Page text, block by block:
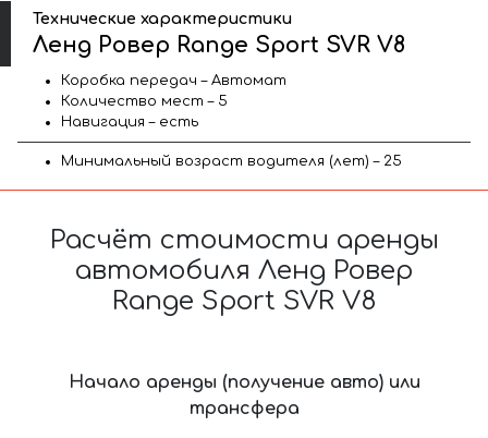
Технические характеристики
Ленд Ровер Range Sport SVR V8
Коробка передач – Автомат
Количество мест – 5
Навигация – есть
Минимальный возраст водителя (лет) – 25
Расчёт стоимости аренды
автомобиля Ленд Ровер
Range Sport SVR V8
Начало аренды (получение авто) или
трансфера